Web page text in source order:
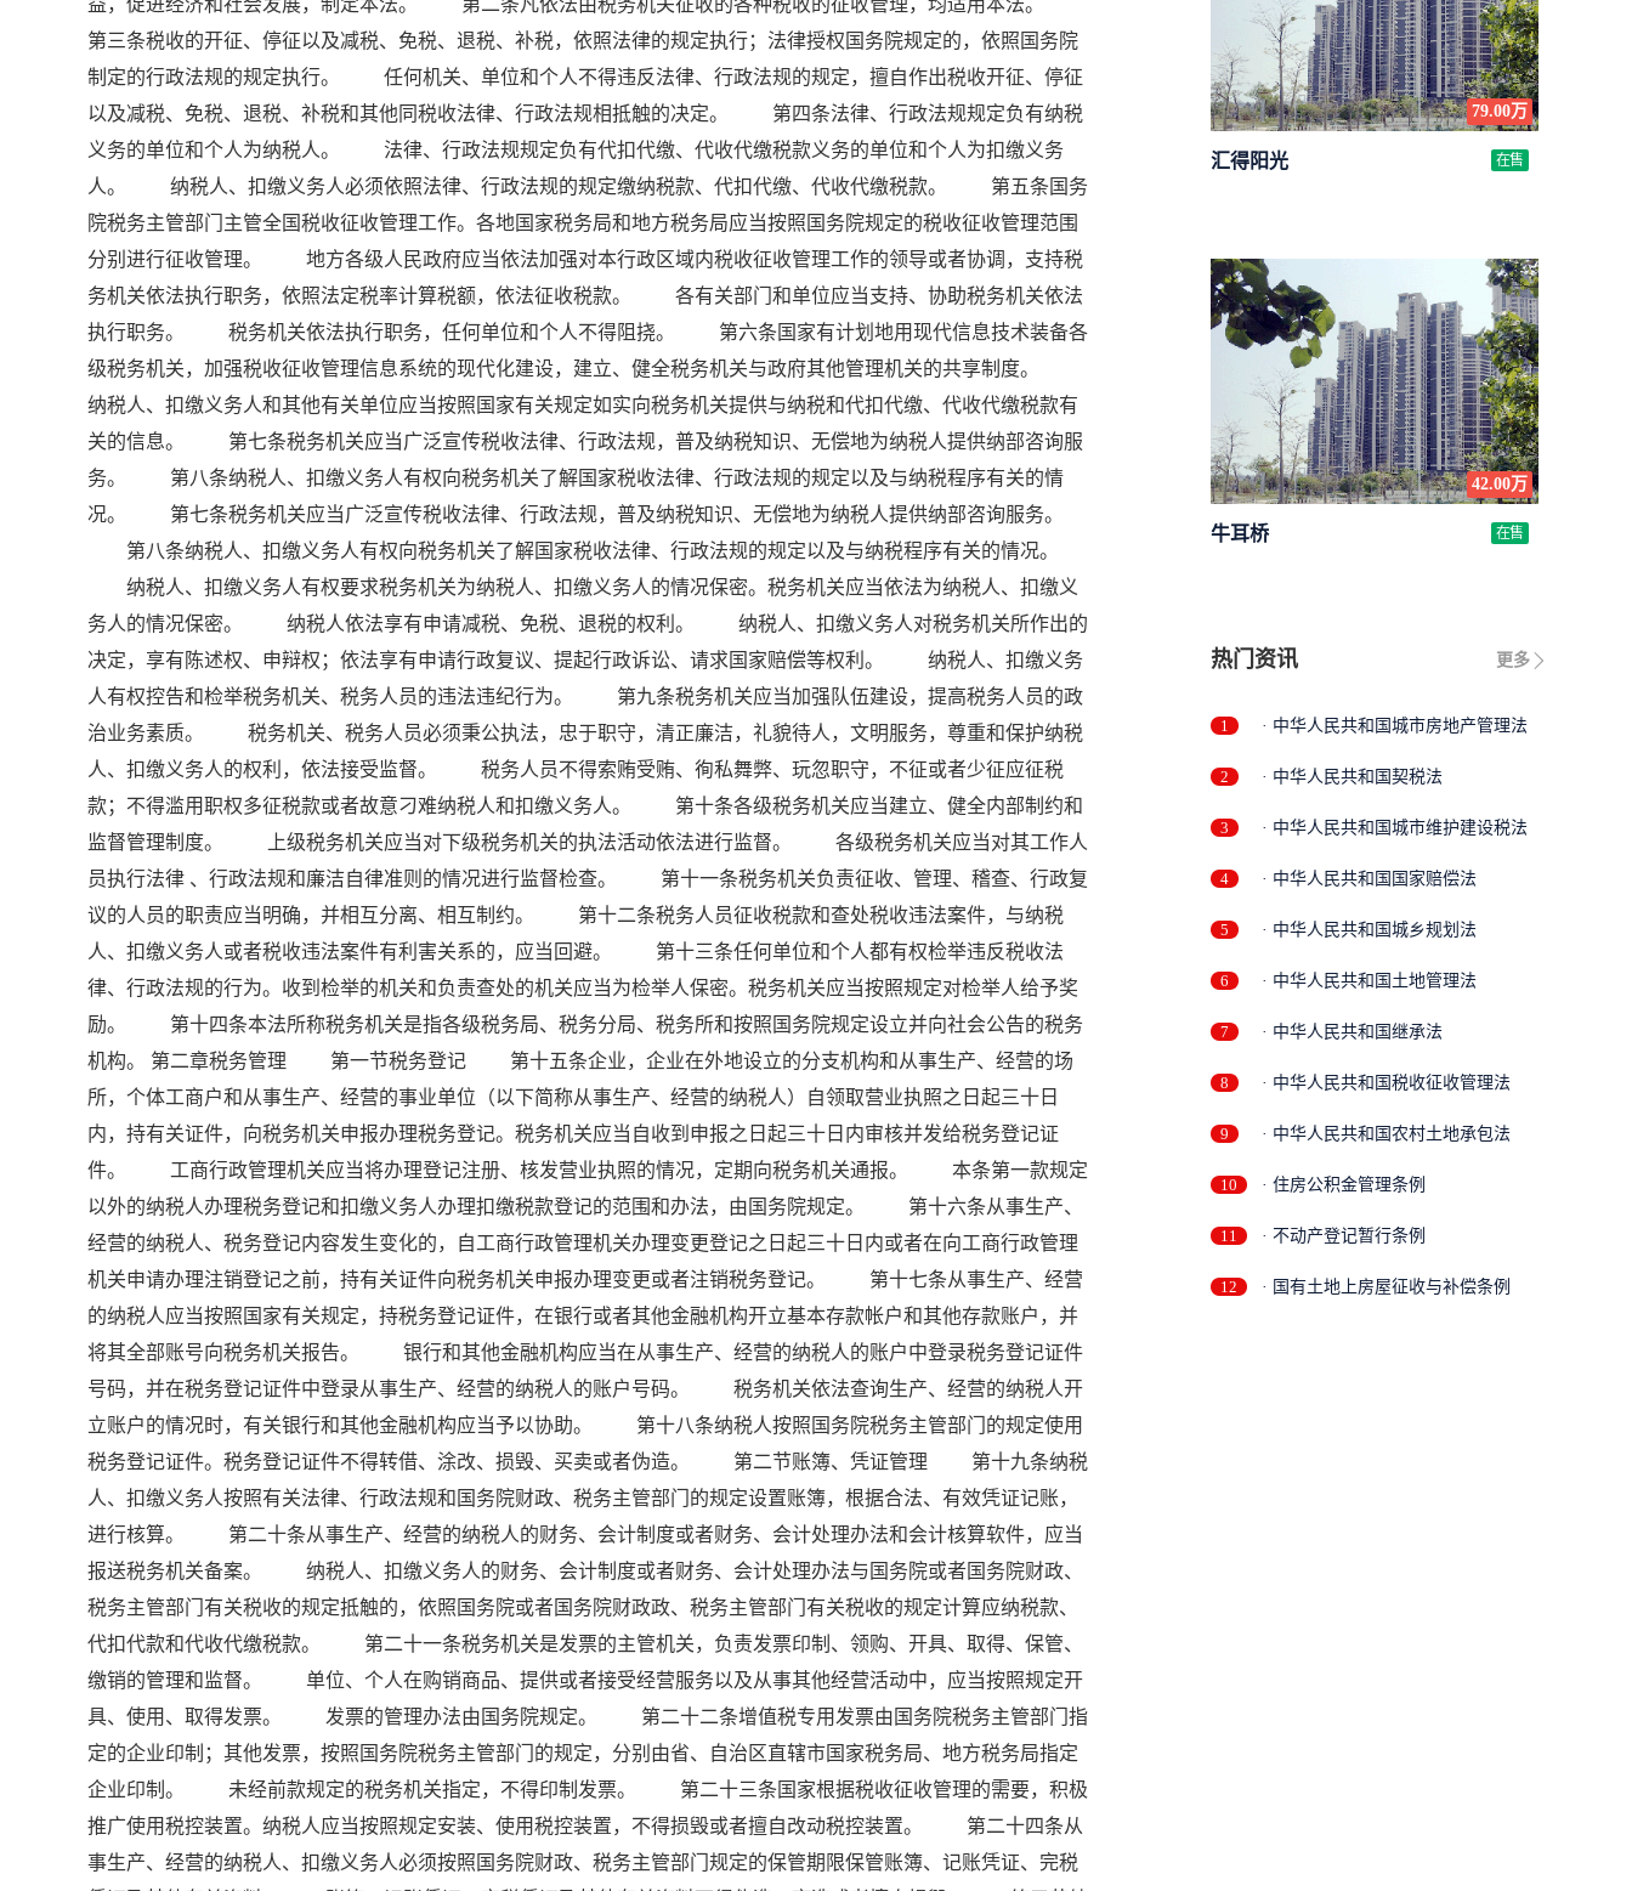
79.00万
汇得阳光 在售
42.00万
牛耳桥 在售
更多
热门资讯
1 · 中华人民共和国城市房地产管理法
2 · 中华人民共和国契税法
3 · 中华人民共和国城市维护建设税法
4 · 中华人民共和国国家赔偿法
5 · 中华人民共和国城乡规划法
6 · 中华人民共和国土地管理法
7 · 中华人民共和国继承法
8 · 中华人民共和国税收征收管理法
9 · 中华人民共和国农村土地承包法
10 · 住房公积金管理条例
11 · 不动产登记暂行条例
12 · 国有土地上房屋征收与补偿条例